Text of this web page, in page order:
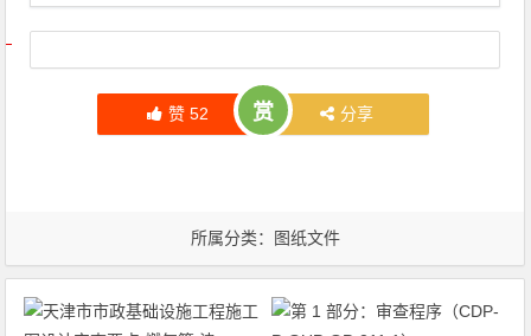
文章导航
赞 52 赏 分享
所属分类： 图纸文件